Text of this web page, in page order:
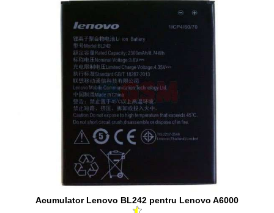
Acumulator Lenovo BL242 pentru Lenovo A6000